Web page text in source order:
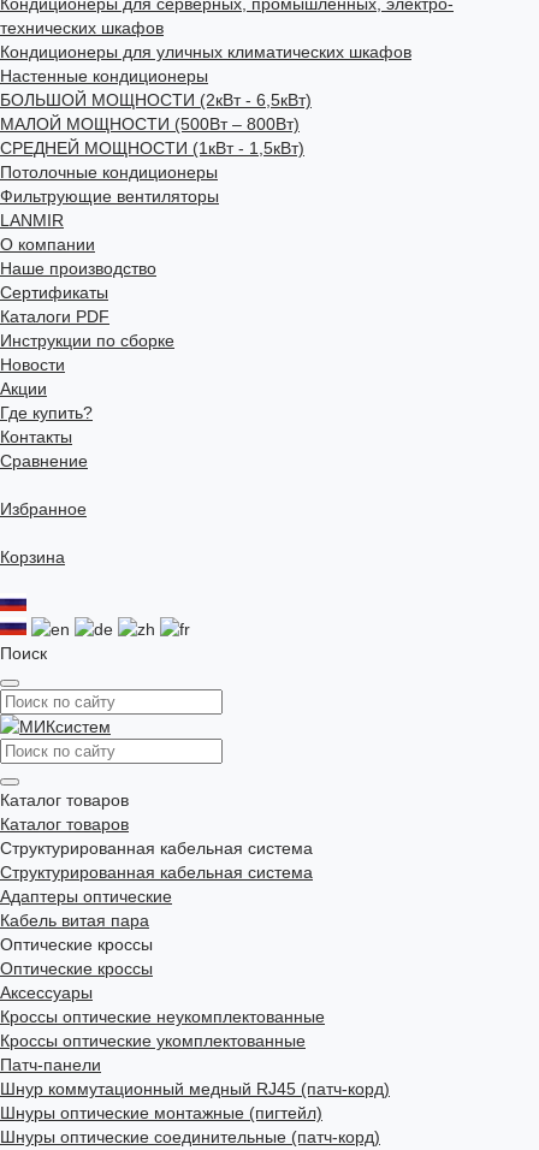
технических шкафов
Кондиционеры для уличных климатических шкафов
Настенные кондиционеры
БОЛЬШОЙ МОЩНОСТИ (2кВт - 6,5кВт)
МАЛОЙ МОЩНОСТИ (500Вт – 800Вт)
СРЕДНЕЙ МОЩНОСТИ (1кВт - 1,5кВт)
Потолочные кондиционеры
Фильтрующие вентиляторы
LANMIR
О компании
Наше производство
Сертификаты
Каталоги PDF
Инструкции по сборке
Новости
Акции
Где купить?
Контакты
Сравнение
Избранное
Корзина
Поиск
Каталог товаров
Каталог товаров
Структурированная кабельная система
Структурированная кабельная система
Адаптеры оптические
Кабель витая пара
Оптические кроссы
Оптические кроссы
Аксессуары
Кроссы оптические неукомплектованные
Кроссы оптические укомплектованные
Патч-панели
Шнур коммутационный медный RJ45 (патч-корд)
Шнуры оптические монтажные (пигтейл)
Шнуры оптические соединительные (патч-корд)